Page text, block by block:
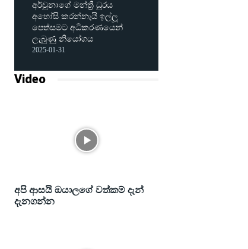
අර්චුනාගේ මන්ත්‍රී ධුරය
අහෝසි කරන්නැයි ඉල්ලූ
පෙත්සමට අධිකරණයෙන්
ලැබුණු නියෝගය
2025-01-31
Video
අපි ආසයි ඔයාලගේ වත්කම් දැන්
දැනගන්න